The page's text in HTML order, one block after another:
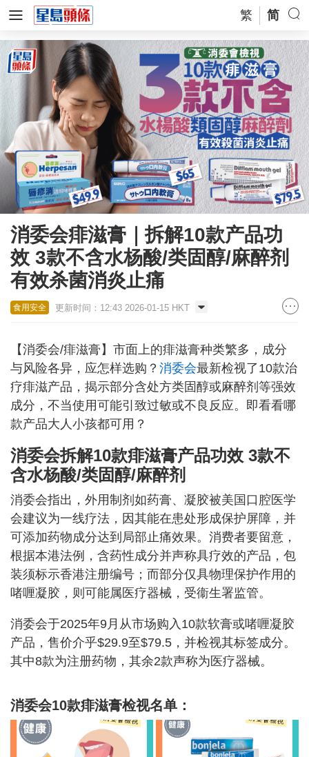
繁 简
消委会痱滋膏｜拆解10款产品功
效 3款不含水杨酸/类固醇/麻醉剂
有效杀菌消炎止痛
食用安全 更新时间：12:43 2026-01-15 HKT
【消委会/痱滋膏】市面上的痱滋膏种类繁多，成分
与风险各异，应怎样选购？ 消委会最新检视了10款治
疗痱滋产品，揭示部分含处方类固醇或麻醉剂等强效
成分，不当使用可能引致过敏或不良反应。即看看哪
款产品大人小孩都可用？
消委会拆解10款痱滋膏产品功效 3款不
含水杨酸/类固醇/麻醉剂
消委会指出，外用制剂如药膏、凝胶被美国口腔医学
会建议为一线疗法，因其能在患处形成保护屏障，并
可添加药物成分达到局部止痛效果。消费者要留意，
根据本港法例，含药性成分并声称具疗效的产品，包
装须标示香港注册编号；而部分仅具物理保护作用的
啫喱凝胶，则可能属医疗器械，受衞生署监管。
消委会于2025年9月从市场购入10款软膏或啫喱凝胶
产品，售价介乎$29.9至$79.5，并检视其标签成分。
其中8款为注册药物，其余2款声称为医疗器械。
消委会10款痱滋膏检视名单：